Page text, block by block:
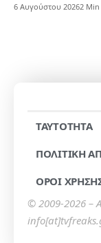
6 Αυγούστου 20262 Min
TAYTOTHTA
ΠΟΛΙΤΙΚΗ
ΟΡΟΙ
© 2009-2026 –